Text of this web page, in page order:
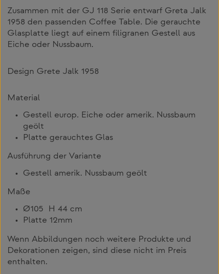
Zusammen mit der GJ 118 Serie entwarf Greta Jalk
1958 den passenden Coffee Table. Die gerauchte
Glasplatte liegt auf einem filigranen Gestell aus
Eiche oder Nussbaum.
Design Grete Jalk 1958
Material
Gestell europ. Eiche oder amerik. Nussbaum
geölt
Platte gerauchtes Glas
Ausführung der Variante
Gestell amerik. Nussbaum geölt
Maße
Ø105 H 44 cm
Platte 12mm
Wenn Abbildungen noch weitere Produkte und
Dekorationen zeigen, sind diese nicht im Preis
enthalten.